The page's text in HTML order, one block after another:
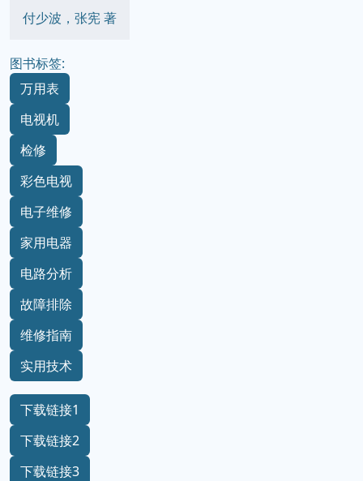
付少波，张宪 著
图书标签:
万用表
电视机
检修
彩色电视
电子维修
家用电器
电路分析
故障排除
维修指南
实用技术
下载链接1
下载链接2
下载链接3